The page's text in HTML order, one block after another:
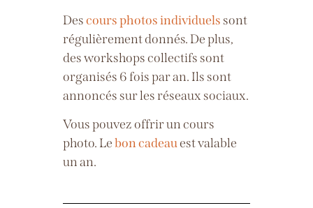
Descours photos individuelssont
régulièrement donnés. De plus,
des workshops collectifs sont
organisés 6 fois par an. Ils sont
annoncés sur les réseaux sociaux.
Vous pouvez offrir un cours
photo. Lebon cadeauest valable
un an.